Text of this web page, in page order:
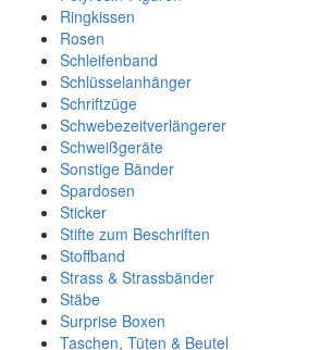
Ringkissen
Rosen
Schleifenband
Schlüsselanhänger
Schriftzüge
Schwebezeitverlängerer
Schweißgeräte
Sonstige Bänder
Spardosen
Sticker
Stifte zum Beschriften
Stoffband
Strass & Strassbänder
Stäbe
Surprise Boxen
Taschen, Tüten & Beutel